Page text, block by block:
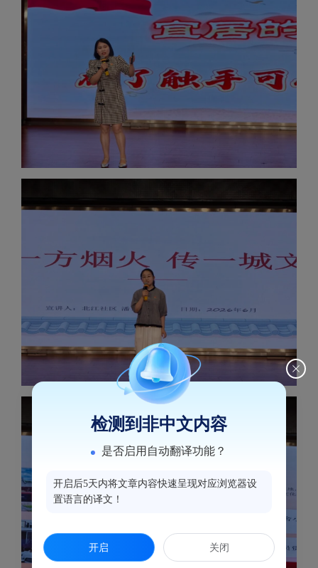
检测到非中文内容
是否启用自动翻译功能？
开启后5天内将文章内容快速呈现对应浏览器设
置语言的译文！
开启 关闭